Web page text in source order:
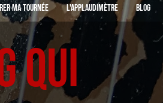
ma Tournée L'Applaudimètre Blog
qui